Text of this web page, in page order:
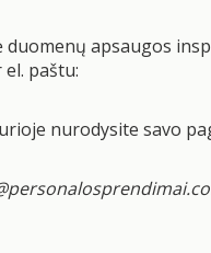
apsaugos
paštu:
nurodysite savo